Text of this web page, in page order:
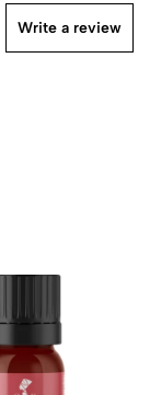
Write a review